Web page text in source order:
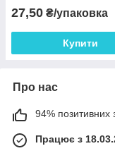
27,50 ₴/упаковка
Купити
Про нас
94% позитивних з
Працює з